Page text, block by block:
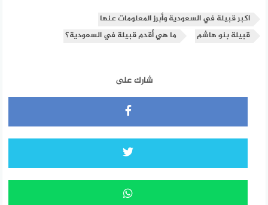
اكبر قبيلة في السعودية وأبرز المعلومات عنها
قبيلة بنو هاشم
ما هي أقدم قبيلة في السعودية؟
شارك على